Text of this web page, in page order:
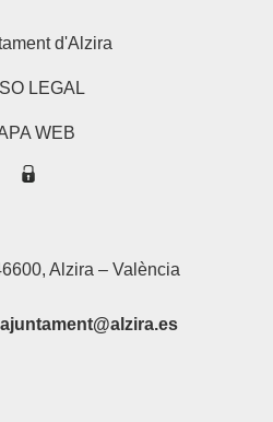
d'Alzira
LEGAL
WEB
Alzira – València